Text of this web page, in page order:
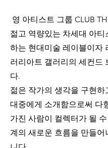
젊고 역량있는 차세대 아티
하는 현대미술 레이블이자
러리아트 갤러리의 세컨드
다.
젊은 작가의 생각을 구현하
대중에게 소개함으로써 다
가진 사람이 컬렉터가 될
계의 새로운 흐름을 만들어